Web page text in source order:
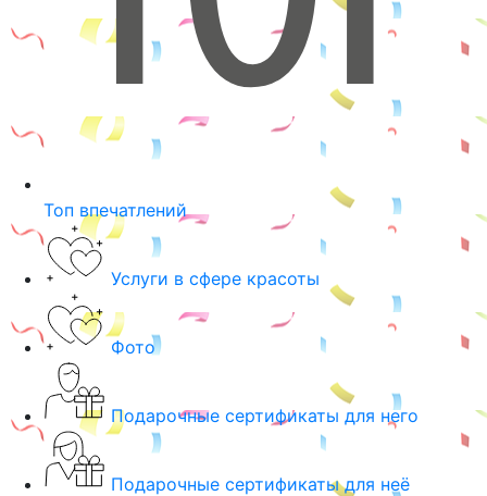
Топ впечатлений
Услуги в сфере красоты
Фото
Подарочные сертификаты для него
Подарочные сертификаты для неё